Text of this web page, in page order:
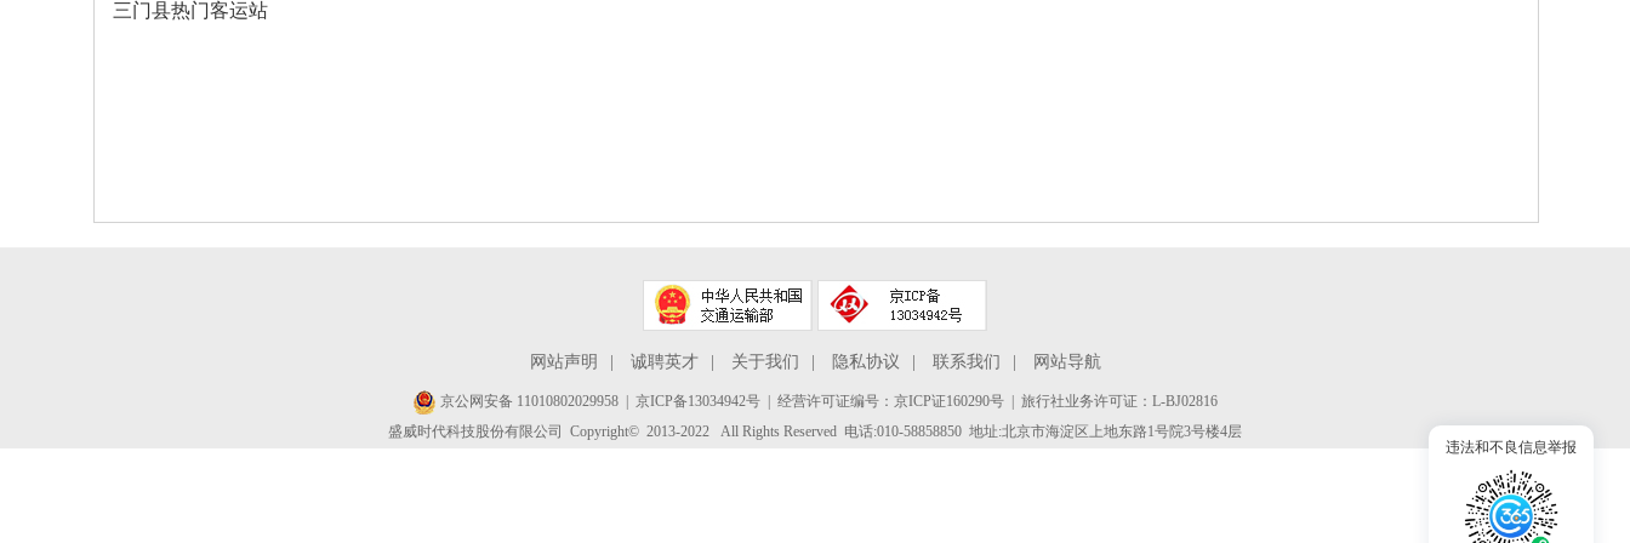
三门县热门客运站
网站声明 诚聘英才 关于我们 隐私协议 联系我们 网站导航
京公网安备 11010802029958 京ICP备13034942号 | 经营许可证编号：京ICP证160290号 | 旅行社业务许可证：L-BJ02816
盛威时代科技股份有限公司 Copyright© 2013-2022 All Rights Reserved 电话:010-58858850 地址:北京市海淀区上地东路1号院3号楼4层
违法和不良信息举报